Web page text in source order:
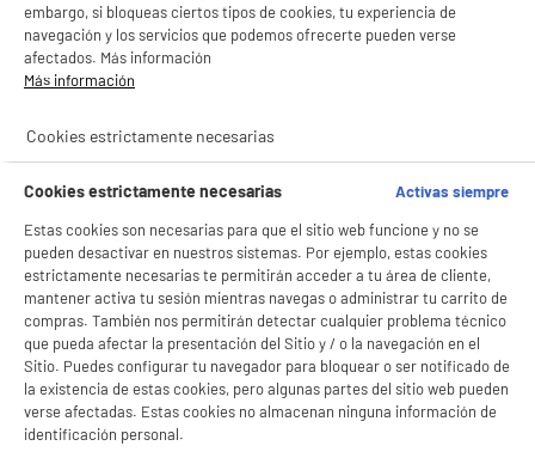
PRECIO IMBATIBLE
D
A
★★★★★
★★★★★
4.4/5(74)
compare_product
Congelador vertical HIGH ONE UF 168 D W742C
199
Pago aplazos
BY ELECTRODEPOT
A
G
Congelador Vertical VALBERG UF 242 D W742C
242 Litros Clase D Frío Estático 180 cm Alto
Rechazar todas
BIENVENIDO a ELECTRO
DEPOT
Con el fin de mejorar tu experiencia, y tras tu consentimiento, ELECTRO DEPOT
y sus socios utilizan cookies que procesan tus datos personales para:
- compartir contenido adaptado a tus preferencias
- ofrecer publicidad y comunicaciones personalizadas
- facilitar el intercambio de contenido en las redes sociales
- analizar el tráfico en nuestro sitio web Consulta la política de cookies.
Consulta la política de cookies.
Si aceptas, la experiencia será aún mejor. Si no acepta, se utilizarán cookies
estadísticas anónimas basadas en tu navegación. Puedes oponerte a su uso
gestionando sus cookies.
embargo, si bloqueas ciertos tipos de cookies, tu experiencia de
navegación y los servicios que podemos ofrecerte pueden verse
afectados. Más información
Más información
Cookies estrictamente necesarias
Cookies estrictamente necesarias
Activas siempre
Estas cookies son necesarias para que el sitio web funcione y no se
pueden desactivar en nuestros sistemas. Por ejemplo, estas cookies
estrictamente necesarias te permitirán acceder a tu área de cliente,
mantener activa tu sesión mientras navegas o administrar tu carrito de
compras. También nos permitirán detectar cualquier problema técnico
que pueda afectar la presentación del Sitio y / o la navegación en el
Sitio. Puedes configurar tu navegador para bloquear o ser notificado de
la existencia de estas cookies, pero algunas partes del sitio web pueden
verse afectadas. Estas cookies no almacenan ninguna información de
identificación personal.